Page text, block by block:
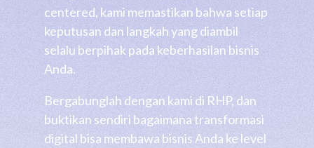
centered, kami memastikan bahwa setiap
keputusan dan langkah yang diambil
selalu berpihak pada keberhasilan bisnis
Anda.
Bergabunglah dengan kami di RHP, dan
buktikan sendiri bagaimana transformasi
digital bisa membawa bisnis Anda ke level